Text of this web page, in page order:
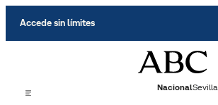
Accede sin límites
NacionalSevilla